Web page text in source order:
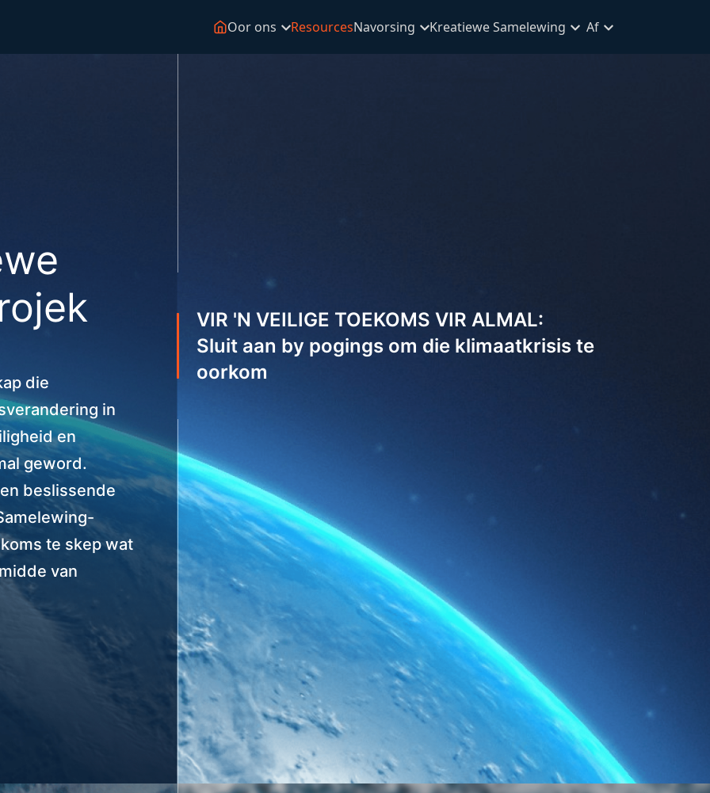
Oor ons ResourcesNavorsing Kreatiewe Samelewing Af
die
in
en
geword.
beslissende
te skep wat
van
VIR 'N VEILIGE TOEKOMS VIR ALMAL:
Sluit aan by pogings om die klimaatkrisis te
oorkom